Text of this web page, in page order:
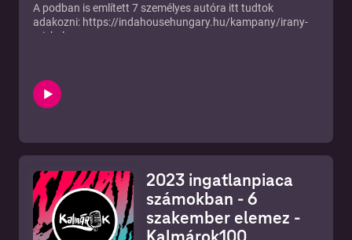
A podban is említett 7 személyes autóra itt tudtok
adakozni: https://indahousehungary.hu/kampany/irany-
miskolc
megoszthatsz, barátkozhatsz
https://www.facebook.com/groups/343644851248767
A mikrofonnál: Görzsöny Péter, Szűcs Attila és Csorba
Görzsöny Péter www.gorzsonypeter.hu Szűcs Attila
www.ingatlanpaholy.hu Csorba Dániel
www.csorbadaniel.com
2023 ingatlanpiaca
számokban - 6
szakember elemez -